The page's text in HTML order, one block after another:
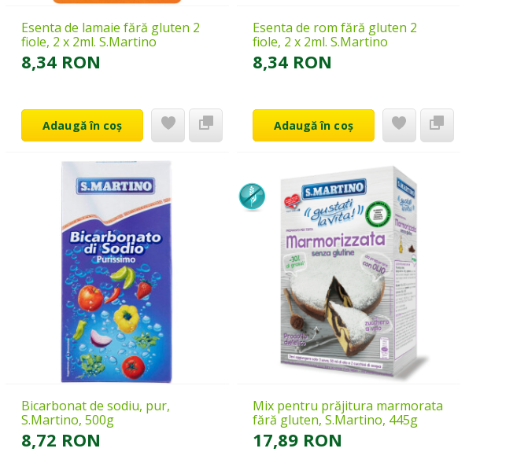
Esenta de lamaie fără gluten 2
fiole, 2 x 2ml. S.Martino
8,34 RON
Adaugă în coș
Esenta de rom fără gluten 2
fiole, 2 x 2ml. S.Martino
8,34 RON
Adaugă în coș
Bicarbonat de sodiu, pur,
S.Martino, 500g
8,72 RON
Mix pentru prăjitura marmorata
fără gluten, S.Martino, 445g
17,89 RON